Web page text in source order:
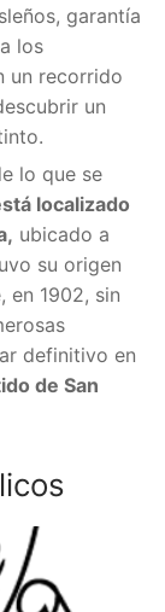
garantía
los
un recorrido
un
lo que se
localizado
ubicado a
su origen
en 1902, sin
definitivo en
de San